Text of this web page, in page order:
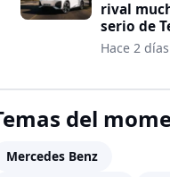
rival
serio de
Hace 2 días
del
Mercedes Benz